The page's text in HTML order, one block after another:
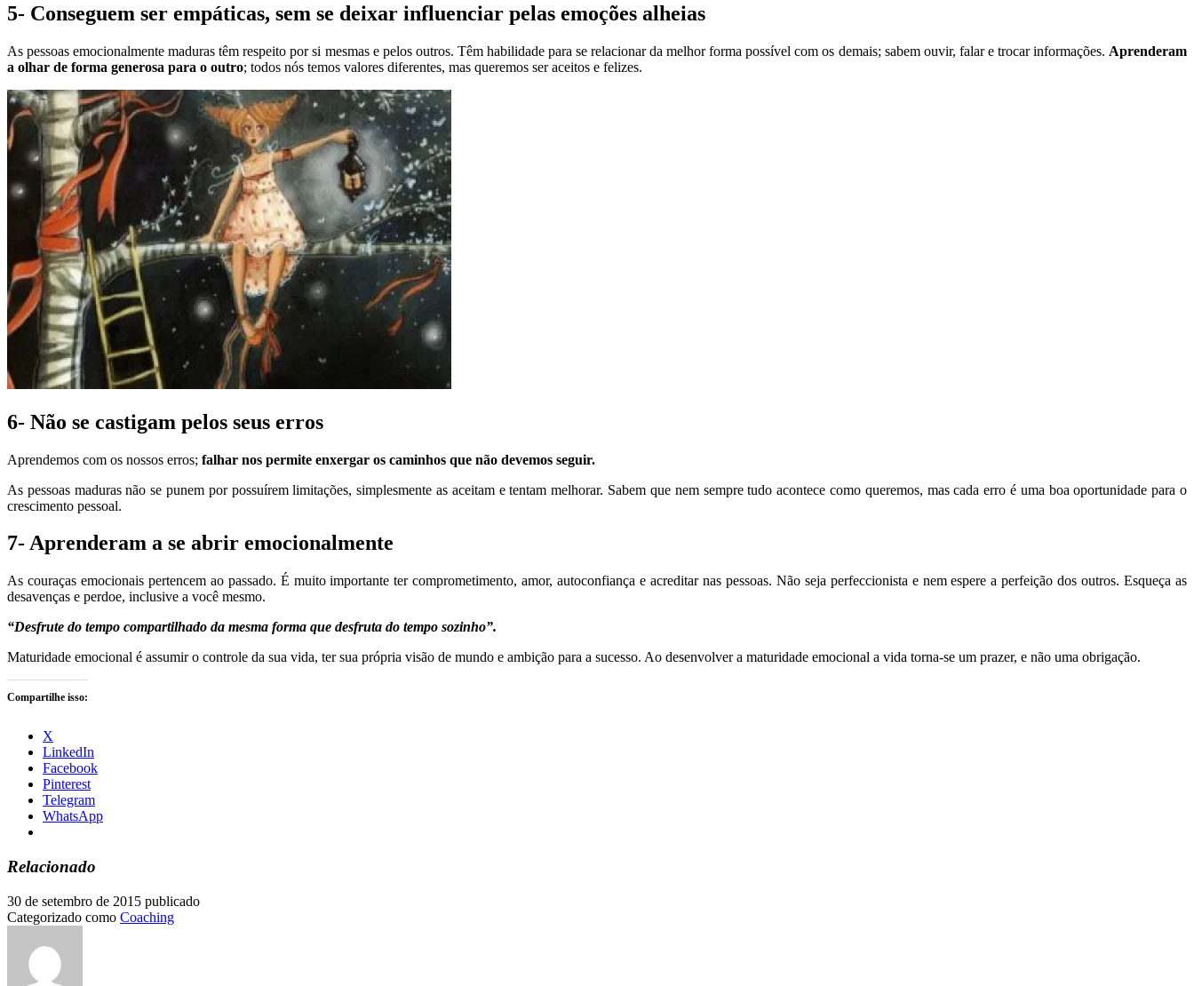
5- Conseguem ser empáticas, sem se deixar influenciar pelas emoções alheias
As pessoas emocionalmente maduras têm respeito por si mesmas e pelos outros. Têm habilidade para se relacionar da melhor forma possível com os demais; sabem ouvir, falar e trocar informações. Aprenderam
a olhar de forma generosa para o outro; todos nós temos valores diferentes, mas queremos ser aceitos e felizes.
6- Não se castigam pelos seus erros
Aprendemos com os nossos erros; falhar nos permite enxergar os caminhos que não devemos seguir.
As pessoas maduras não se punem por possuírem limitações, simplesmente as aceitam e tentam melhorar. Sabem que nem sempre tudo acontece como queremos, mas cada erro é uma boa oportunidade para o
crescimento pessoal.
7- Aprenderam a se abrir emocionalmente
As couraças emocionais pertencem ao passado. É muito importante ter comprometimento, amor, autoconfiança e acreditar nas pessoas. Não seja perfeccionista e nem espere a perfeição dos outros. Esqueça as
desavenças e perdoe, inclusive a você mesmo.
“Desfrute do tempo compartilhado da mesma forma que desfruta do tempo sozinho”.
Maturidade emocional é assumir o controle da sua vida, ter sua própria visão de mundo e ambição para a sucesso. Ao desenvolver a maturidade emocional a vida torna-se um prazer, e não uma obrigação.
Compartilhe isso:
X
LinkedIn
Facebook
Pinterest
Telegram
WhatsApp
Relacionado
30 de setembro de 2015 publicado
Categorizado como Coaching